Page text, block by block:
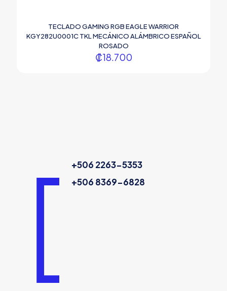
TECLADO GAMING RGB EAGLE WARRIOR
KGY282U0001C TKL MECÁNICO ALÁMBRICO ESPAÑOL
ROSADO
₡18.700
+506 2263-5353
+506 8369-6828